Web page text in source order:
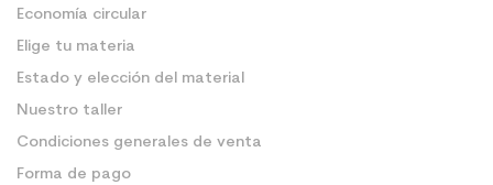
Economía circular
Elige tu materia
Estado y elección del material
Nuestro taller
Condiciones generales de venta
Forma de pago